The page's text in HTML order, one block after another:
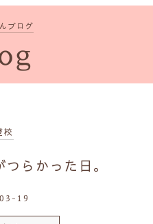
ブログ
校
らかった日。
19